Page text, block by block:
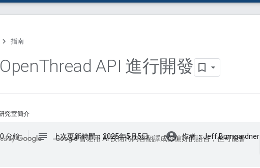
指南
Thread API 進行開發
究室簡介
分鐘 subject 上次更新時間：2025年5月5日 account_circle 作者：Jeff Bumgardner
Google 會運用 AI 技術將內容翻譯成你偏好的語言，但可能會